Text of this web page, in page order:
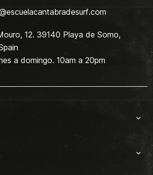
12. 39140 Playa de Somo,
a domingo. 10am a 20pm